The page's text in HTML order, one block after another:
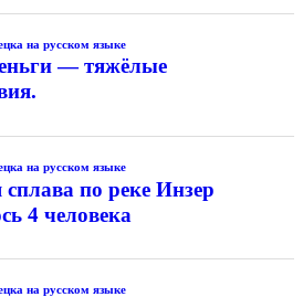
на русском языке
— тяжёлые
на русском языке
по реке Инзер
4 человека
на русском языке